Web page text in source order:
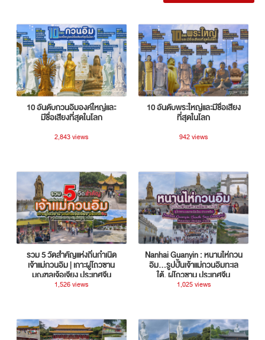
10 อันดับกวนอิมองค์ใหญ่และ
มีชื่อเสียงที่สุดในโลก
2,843 views
10 อันดับพระใหญ่และมีชื่อเสียง
ที่สุดในโลก
942 views
รวม 5 วัดสำคัญแห่งถิ่นกำเนิด
เจ้าแม่กวนอิม | เกาะผู่โถวซาน
มณฑลเจ้อเจียง ประเทศจีน
1,526 views
Nanhai Guanyin : หนานไห่กวน
อิม...รูปปั้นเจ้าแม่กวนอิมทะเล
ใต้, ผู่โถวซาน ประเทศจีน
1,025 views